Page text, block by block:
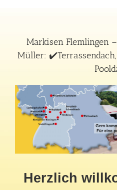
Markisen Flemlingen
Müller:
Herzlich